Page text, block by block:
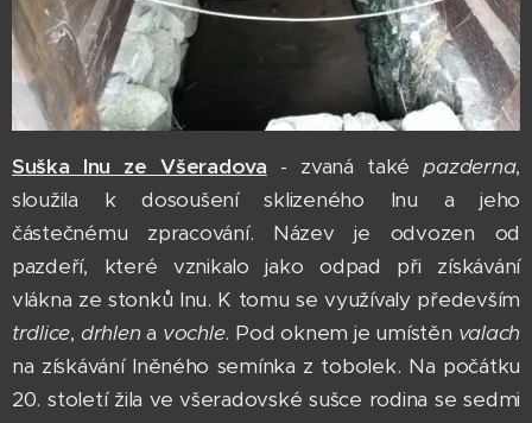
Suška lnu ze Všeradova - zvaná taképazderna,
sloužila k dosoušení sklizeného lnu a jeho
částečnému zpracování. Název je odvozen od
pazdeří, které vznikalo jako odpad při získávání
vlákna ze stonků lnu. K tomu se využívaly především
trdlice, drhlen a vochle. Pod oknem je umístěn valach
na získávání lněného semínka z tobolek. Na počátku
20. století žila ve všeradovské sušce rodina se sedmi